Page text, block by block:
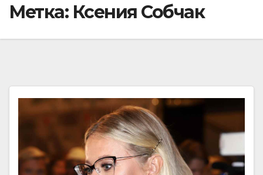
Метка: Ксения Собчак